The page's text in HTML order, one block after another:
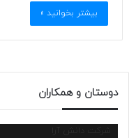
بیشتر بخوانید »
دوستان و همکاران
شرکت دانش آرا